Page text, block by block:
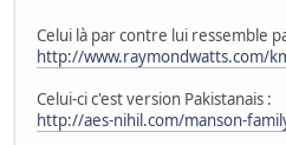
Celui là par contre lui ressemble
http://www.raymondwatts.com/
Celui-ci c'est version Pakistanais :
http://aes-nihil.com/manson-